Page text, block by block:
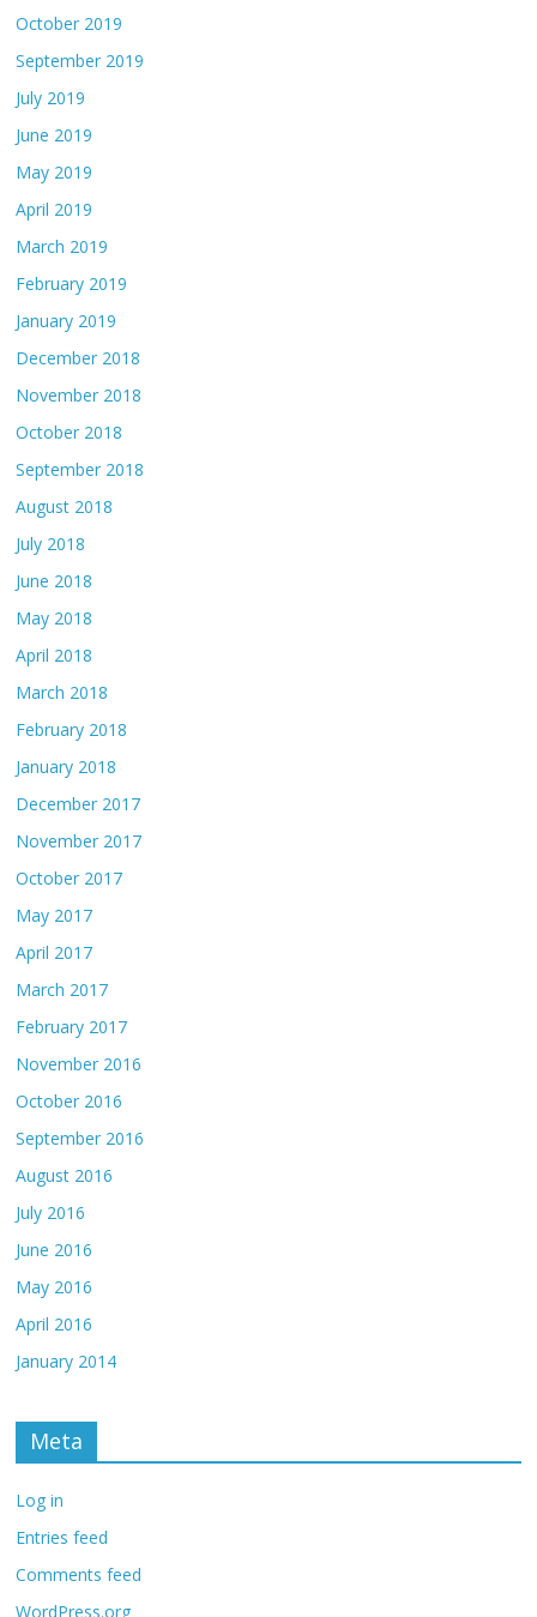
October 2019
September 2019
July 2019
June 2019
May 2019
April 2019
March 2019
February 2019
January 2019
December 2018
November 2018
October 2018
September 2018
August 2018
July 2018
June 2018
May 2018
April 2018
March 2018
February 2018
January 2018
December 2017
November 2017
October 2017
May 2017
April 2017
March 2017
February 2017
November 2016
October 2016
September 2016
August 2016
July 2016
June 2016
May 2016
April 2016
January 2014
Meta
Log in
Entries feed
Comments feed
WordPress.org